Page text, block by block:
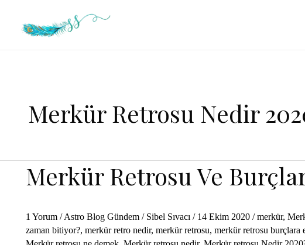
Merkür Retrosu Nedir
Merkür Retrosu Ve
1 Yorum /Astro Blog Gündem / Sibel Sıvacı / 14 Ekim 2020 /merkür,
zaman bitiyor?, merkür retro nedir, merkür retrosu, merkür retrosu burçlara